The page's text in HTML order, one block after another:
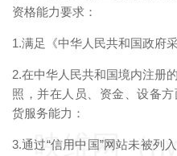
资格能力要求：
1.满足《中华人民共和国政府
2.在中华人民共和国境内注册
照，并在人员、资金、设备
货服务能力：
3.通过“信用中国”网站未被列
映维网（